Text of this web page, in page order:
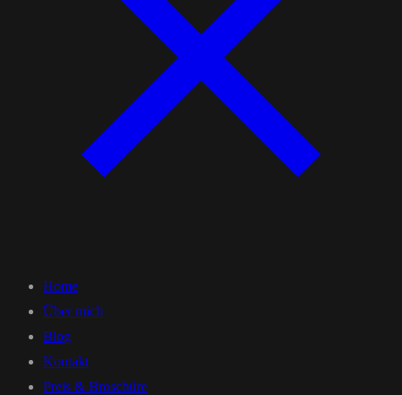
Home
Über mich
Blog
Kontakt
Preis & Broschüre